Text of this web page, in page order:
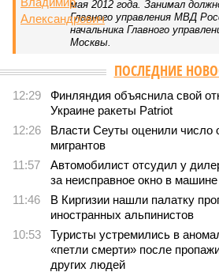
Монополия вкладывалась-
довкладывалась
Монополия вкладывалась-вкладывалась в
(фото: Deep Vision)
Премьер закавказской республики
его страна может потребовать у Москвы
ежегодно за аренду Южно-Кавказской
В настоящий момент та
причём исключительно за российский
складывающейся ситуации, кажется,